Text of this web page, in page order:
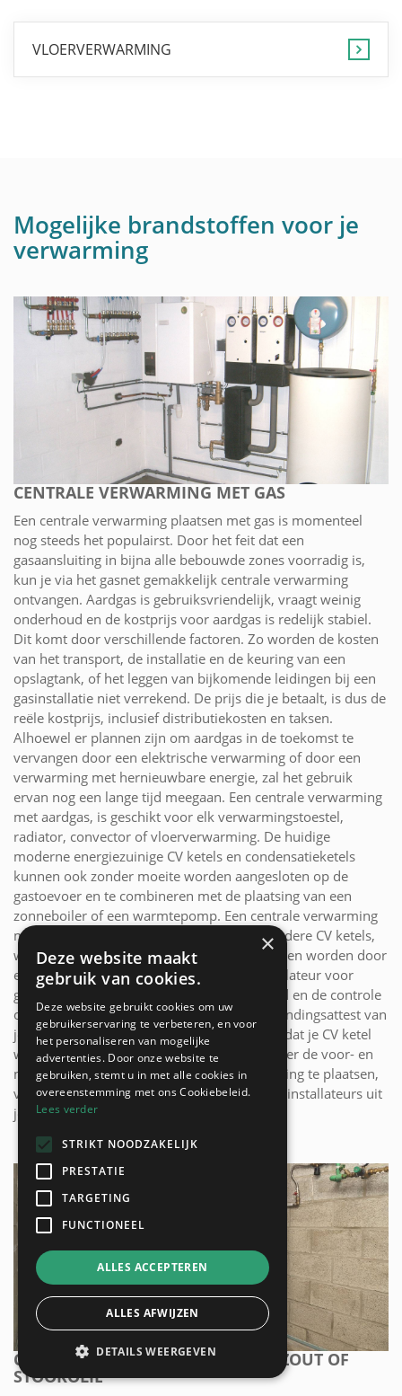
VLOERVERWARMING
Mogelijke brandstoffen voor je
verwarming
CENTRALE VERWARMING MET GAS
Een centrale verwarming plaatsen met gas is momenteel
nog steeds het populairst. Door het feit dat een
gasaansluiting in bijna alle bebouwde zones voorradig is,
kun je via het gasnet gemakkelijk centrale verwarming
ontvangen. Aardgas is gebruiksvriendelijk, vraagt weinig
onderhoud en de kostprijs voor aardgas is redelijk stabiel.
Dit komt door verschillende factoren. Zo worden de kosten
van het transport, de installatie en de keuring van een
opslagtank, of het leggen van bijkomende leidingen bij een
gasinstallatie niet verrekend. De prijs die je betaalt, is dus de
reële kostprijs, inclusief distributiekosten en taksen.
Alhoewel er plannen zijn om aardgas in de toekomst te
vervangen door een elektrische verwarming of door een
verwarming met hernieuwbare energie, zal het gebruik
ervan nog een lange tijd meegaan. Een centrale verwarming
met aardgas, is geschikt voor elk verwarmingstoestel,
radiator, convector of vloerverwarming. De huidige
moderne energiezuinige CV ketels en condensatieketels
kunnen ook zonder moeite worden aangesloten op de
gastoevoer en te combineren met de plaatsing van een
zonneboiler of een warmtepomp. Een centrale verwarming
met aardgas moet, in tegenstelling tot de andere CV ketels,
wettelijk slechts om de twee jaar onderhouden worden door
een erkende technicus of verwarmingsinstallateur voor
gasvormige brandstoffen. Na het onderhoud en de controle
ontvang je het reinigingsattest en het verbrandingsattest van
je verwarmingstoestel. Zo heb je het bewijs dat je CV ketel
wettelijk in orde is. Voor meer informatie over de voor- en
nadelen om aardgas op je centrale verwarming te plaatsen,
verwijzen we je graag door naar de erkende installateurs uit
jouw regio!
CENTRALE VERWARMING MET MAZOUT OF
STOOKOLIE
×
Deze website maakt
gebruik van cookies.
Deze website gebruikt cookies om uw
gebruikerservaring te verbeteren, en voor
het personaliseren van mogelijke
advertenties. Door onze website te
gebruiken, stemt u in met alle cookies in
overeenstemming met ons Cookiebeleid.
Lees verder
STRIKT NOODZAKELIJK
PRESTATIE
TARGETING
FUNCTIONEEL
ALLES ACCEPTEREN
ALLES AFWIJZEN
DETAILS WEERGEVEN